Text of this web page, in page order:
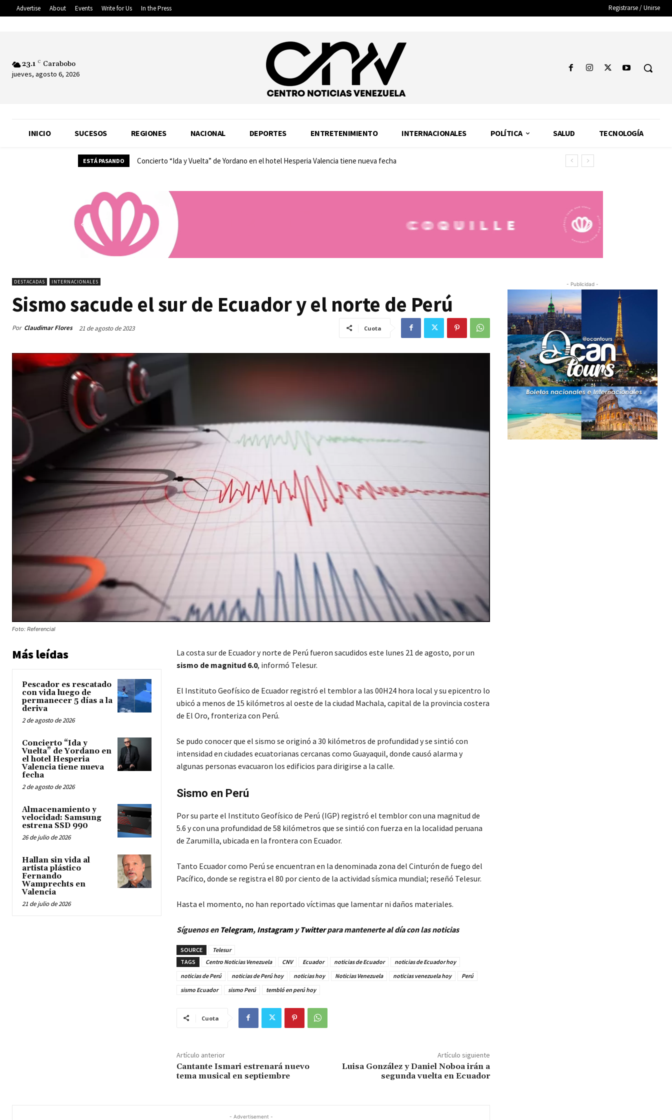
Advertise About Events Write for Us In the Press Registrarse / Unirse
23.1 C Carabobo
jueves, agosto 6, 2026
INICIO SUCESOS REGIONES NACIONAL DEPORTES ENTRETENIMIENTO INTERNACIONALES POLÍTICA SALUD TECNOLOGÍA
ESTÁ PASANDO Concierto “Ida y Vuelta” de Yordano en el hotel Hesperia Valencia tiene nueva fecha
DESTACADAS INTERNACIONALES
Sismo sacude el sur de Ecuador y el norte de Perú
Por Claudimar Flores 21 de agosto de 2023 Cuota
Foto: Referencial
Más leídas
Pescador es rescatado
con vida luego de
permanecer 5 días a la
deriva
2 de agosto de 2026
Concierto “Ida y
Vuelta” de Yordano en
el hotel Hesperia
Valencia tiene nueva
fecha
2 de agosto de 2026
Almacenamiento y
velocidad: Samsung
estrena SSD 990
26 de julio de 2026
Hallan sin vida al
artista plástico
Fernando
Wamprechts en
Valencia
21 de julio de 2026
La costa sur de Ecuador y norte de Perú fueron sacudidos este lunes 21 de agosto, por un
sismo de magnitud 6.0, informó Telesur.
El Instituto Geofísico de Ecuador registró el temblor a las 00H24 hora local y su epicentro lo
ubicó a menos de 15 kilómetros al oeste de la ciudad Machala, capital de la provincia costera
de El Oro, fronteriza con Perú.
Se pudo conocer que el sismo se originó a 30 kilómetros de profundidad y se sintió con
intensidad en ciudades ecuatorianas cercanas como Guayaquil, donde causó alarma y
algunas personas evacuaron los edificios para dirigirse a la calle.
Sismo en Perú
Por su parte el Instituto Geofísico de Perú (IGP) registró el temblor con una magnitud de
5.6 y con una profundidad de 58 kilómetros que se sintió con fuerza en la localidad peruana
de Zarumilla, ubicada en la frontera con Ecuador.
Tanto Ecuador como Perú se encuentran en la denominada zona del Cinturón de fuego del
Pacífico, donde se registra el 80 por ciento de la actividad sísmica mundial; reseñó Telesur.
Hasta el momento, no han reportado víctimas que lamentar ni daños materiales.
Síguenos en Telegram, InstagramyTwitterpara mantenerte al día con las noticias
SOURCE
Telesur
TAGS
Centro Noticias Venezuela CNV Ecuador noticias de Ecuador
noticias de Ecuador hoy
noticias de Perú
noticias de Perú hoy noticias hoy Noticias Venezuela noticias venezuela hoy
Perú
sismo Ecuador
sismo Perú tembló en perú hoy
Cuota
Artículo anterior
Cantante Ismari estrenará nuevo
tema musical en septiembre
Artículo siguiente
Luisa González y Daniel Noboa irán a
segunda vuelta en Ecuador
- Advertisement -
- Publicidad -